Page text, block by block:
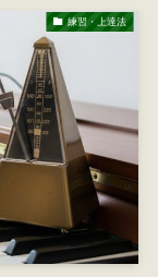
練習・上達法